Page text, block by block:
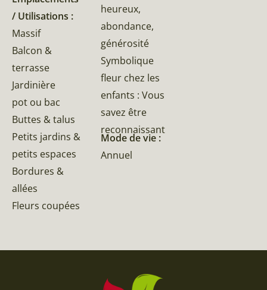
/ Utilisations :
Massif
Balcon &
terrasse
Jardinière
pot ou bac
Buttes & talus
Petits jardins &
petits espaces
Bordures &
allées
Fleurs coupées
heureux,
abondance,
générosité
Symbolique
fleur chez les
enfants : Vous
savez être
reconnaissant
Mode de vie :
Annuel